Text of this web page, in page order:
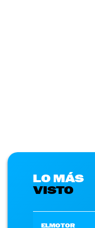
LO MÁS
VISTO
ELMOTOR